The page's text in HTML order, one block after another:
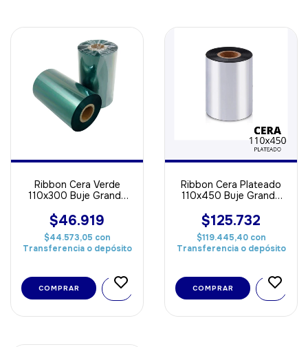
Ribbon Cera Verde
110x300 Buje Grande
$46.919
$44.573,05 con
Transferencia o depósito
COMPRAR
Ribbon Cera Plateado
110x450 Buje Grande
$125.732
$119.445,40 con
Transferencia o depósito